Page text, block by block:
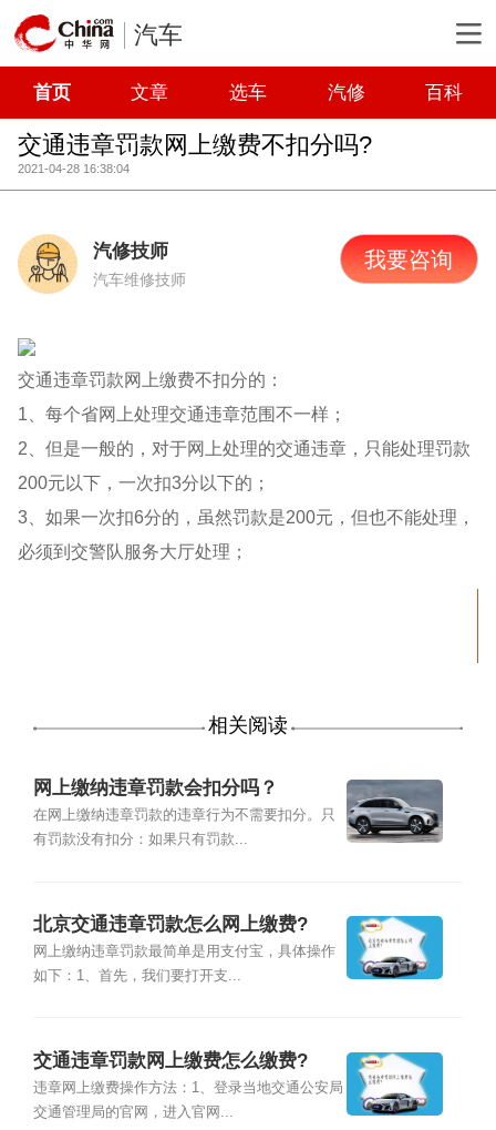
汽车
首页 文章 选车 汽修 百科
交通违章罚款网上缴费不扣分吗?
2021-04-28 16:38:04
汽修技师
汽车维修技师
我要咨询
交通违章罚款网上缴费不扣分的：
1、每个省网上处理交通违章范围不一样；
2、但是一般的，对于网上处理的交通违章，只能处理罚款
200元以下，一次扣3分以下的；
3、如果一次扣6分的，虽然罚款是200元，但也不能处理，
必须到交警队服务大厅处理；
相关阅读
网上缴纳违章罚款会扣分吗？
在网上缴纳违章罚款的违章行为不需要扣分。只
有罚款没有扣分：如果只有罚款...
北京交通违章罚款怎么网上缴费?
网上缴纳违章罚款最简单是用支付宝，具体操作
如下：1、首先，我们要打开支...
交通违章罚款网上缴费怎么缴费?
违章网上缴费操作方法：1、登录当地交通公安局
交通管理局的官网，进入官网...